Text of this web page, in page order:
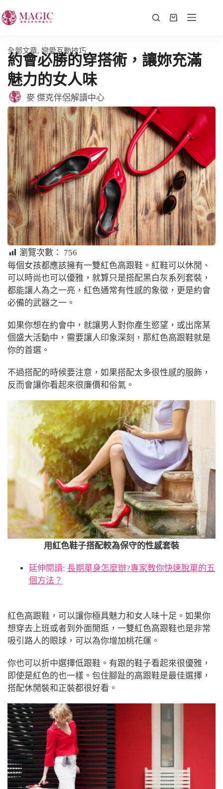
全部文章, 戀愛互動技巧
約會必勝的穿搭術，讓妳充滿
魅力的女人味
麥 傑克伴侶解讀中心
瀏覽次數：
756
每個女孩都應該擁有一雙紅色高跟鞋。紅鞋可以休閒、
可以時尚也可以優雅，就算只是搭配黑白灰系列套裝，
都能讓人為之一亮，紅色通常有性感的象徵，更是約會
必備的武器之一。
如果你想在約會中，就讓男人對你產生慾望，或出席某
個盛大活動中，需要讓人印象深刻，那紅色高跟鞋就是
你的首選。
不過搭配的時候要注意，如果搭配太多很性感的服飾，
反而會讓你看起來很廉價和俗氣。
用紅色鞋子搭配較為保守的性感套裝
延伸閱讀: 長期單身怎麼辦?專家教你快速脫單的五
個方法？
紅色高跟鞋，可以讓你極具魅力和女人味十足。如果你
想穿去上班或者到外面閒逛，一雙紅色高跟鞋也是非常
吸引路人的眼球，可以為你增加桃花運。
你也可以折中選擇低跟鞋。有跟的鞋子看起來很優雅，
即使是紅色的也一樣。包住腳趾的高跟鞋是最佳選擇，
搭配休閒裝和正裝都很好看。